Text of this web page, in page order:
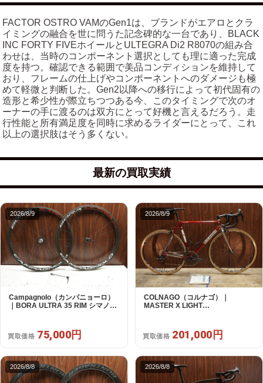
FACTOR OSTRO VAMのGen1は、ブランドがエアロとクラ
イミングの融合を世に問うた記念碑的な一台であり、BLACK
INC FORTY FIVEホイールとULTEGRA Di2 R8070の組み合
わせは、当時のコンポーネント選択としても理に適った完成
度を持つ。確認できる範囲で美品コンディションを維持して
おり、フレームの仕上げやコンポーネントへのダメージも極
めて軽微と判断した。Gen2以降への移行によって初代固有の
造形と希少性が際立ちつつある今、このタイミングで次のオ
ーナーの手に渡るのは双方にとって好機と言えるだろう。走
行性能と所有満足度を同時に求めるライダーにとって、これ
以上の選択肢はそう多くない。
最新の買取実績
2026/8/9
Campagnolo（カンパニョーロ）
｜BORA ULTRA 35 RIM シマノフ
買取価格 75,000円
2026/8/9
COLNAGO（コルナゴ）｜
MASTER X LIGHT
年｜美品｜買取金額 201,000円
買取価格 201,000円
2026/8/8 2026/8/8